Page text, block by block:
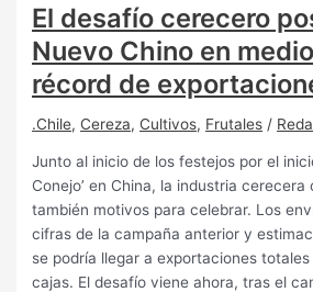
El desafío cerecero
Nuevo Chino en
récord de
.Chile, Cereza, Cultivos, Frutales /
Junto al inicio de los festejos por el
Conejo’ en China, la industria cerecera
también motivos para celebrar. Los
cifras de la campaña anterior y
se podría llegar a exportaciones
cajas. El desafío viene ahora, tras el